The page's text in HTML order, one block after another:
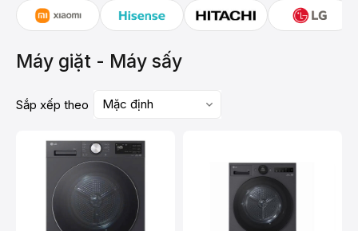
Máy giặt - Máy sấy
Sắp xếp theo Mặc định